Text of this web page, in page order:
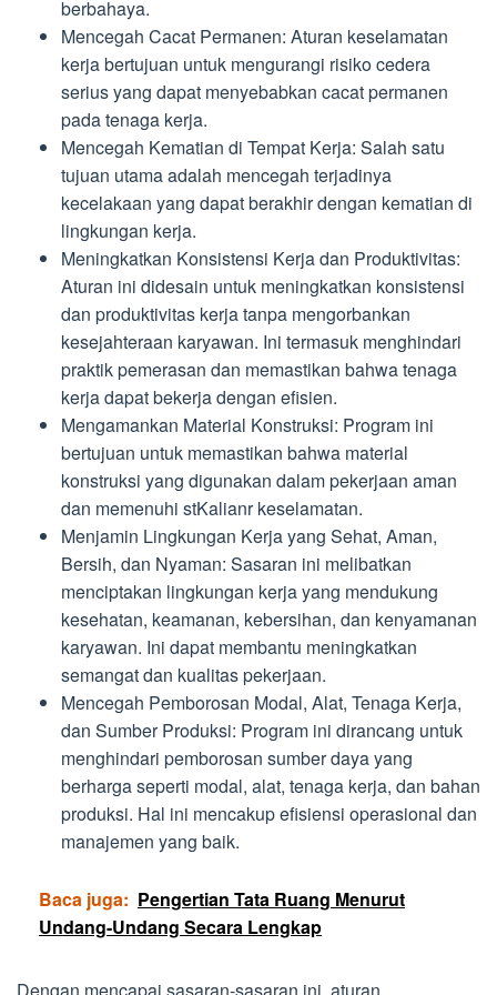
berbahaya.
Mencegah Cacat Permanen: Aturan keselamatan
kerja bertujuan untuk mengurangi risiko cedera
serius yang dapat menyebabkan cacat permanen
pada tenaga kerja.
Mencegah Kematian di Tempat Kerja: Salah satu
tujuan utama adalah mencegah terjadinya
kecelakaan yang dapat berakhir dengan kematian di
lingkungan kerja.
Meningkatkan Konsistensi Kerja dan Produktivitas:
Aturan ini didesain untuk meningkatkan konsistensi
dan produktivitas kerja tanpa mengorbankan
kesejahteraan karyawan. Ini termasuk menghindari
praktik pemerasan dan memastikan bahwa tenaga
kerja dapat bekerja dengan efisien.
Mengamankan Material Konstruksi: Program ini
bertujuan untuk memastikan bahwa material
konstruksi yang digunakan dalam pekerjaan aman
dan memenuhi stKalianr keselamatan.
Menjamin Lingkungan Kerja yang Sehat, Aman,
Bersih, dan Nyaman: Sasaran ini melibatkan
menciptakan lingkungan kerja yang mendukung
kesehatan, keamanan, kebersihan, dan kenyamanan
karyawan. Ini dapat membantu meningkatkan
semangat dan kualitas pekerjaan.
Mencegah Pemborosan Modal, Alat, Tenaga Kerja,
dan Sumber Produksi: Program ini dirancang untuk
menghindari pemborosan sumber daya yang
berharga seperti modal, alat, tenaga kerja, dan bahan
produksi. Hal ini mencakup efisiensi operasional dan
manajemen yang baik.
Baca juga: Pengertian Tata Ruang Menurut
Undang-Undang Secara Lengkap